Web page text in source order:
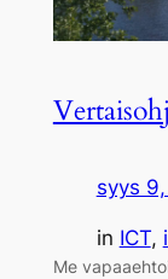
syys
in ICT,
Me